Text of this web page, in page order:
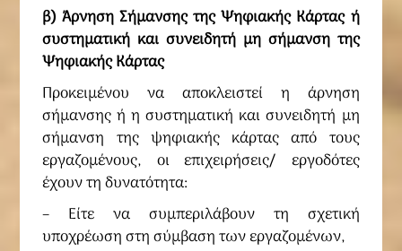
β) Άρνηση Σήμανσης της Ψηφιακής Κάρτας ή
συστηματική και συνειδητή μη σήμανση της
Ψηφιακής Κάρτας
Προκειμένου να αποκλειστεί η άρνηση
σήμανσης ή η συστηματική και συνειδητή μη
σήμανση της ψηφιακής κάρτας από τους
εργαζομένους, οι επιχειρήσεις/ εργοδότες
έχουν τη δυνατότητα:
– Είτε να συμπεριλάβουν τη σχετική
υποχρέωση στη σύμβαση των εργαζομένων,